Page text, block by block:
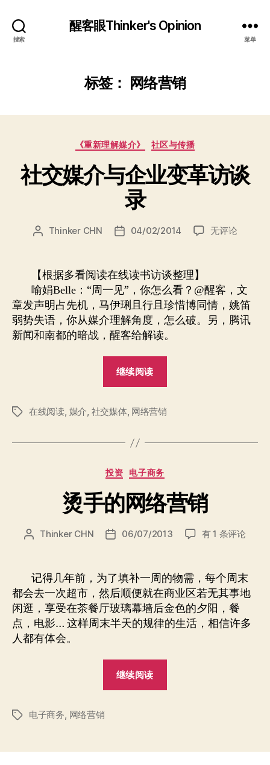
搜索
醒客眼Thinker's Opinion
菜单
标签： 网络营销
分
《重新理解媒介》 社区与传播
社交媒介与企业变革访谈
录
文
者
Thinker CHN
发
期
04/02/2014
社
与
企
业
变
无评论
【根据多看阅读在线读书访谈整理】
喻娟Belle ：“周一见”，你怎么看？ @醒客，文
章发声明占先机，马伊琍且行且珍惜博同情，姚笛
弱势失语，你从媒介理解角度，怎么破。另，腾讯
新闻和南都的暗战，醒客给解读。
继续阅读
介
企
革
访
标
在线阅读, 媒介, 社交媒体, 网络营销
分
投资 电子商务
烫手的网络营销
文
者
Thinker CHN
发
期
06/07/2013
烫
网
络
营
销
有 1 条评论
记得几年前，为了填补一周的物需，每个周末
都会去一次超市，然后顺便就在商业区若无其事地
闲逛，享受在茶餐厅玻璃幕墙后金色的夕阳，餐
点，电影… 这样周末半天的规律的生活，相信许多
人都有体会。
继续阅读
营
标
电子商务, 网络营销